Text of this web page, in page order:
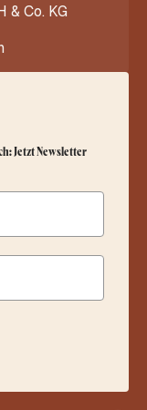
& Co. KG
Jetzt Newsletter